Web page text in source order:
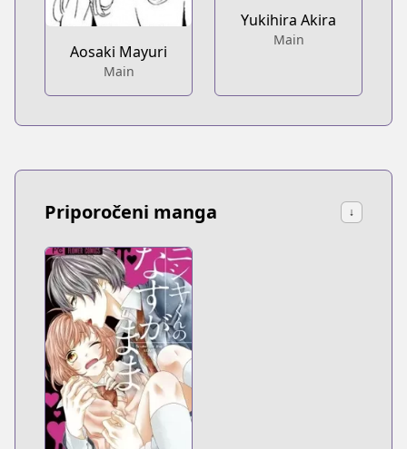
Aosaki Mayuri
Main
Yukihira Akira
Main
Priporočeni manga ↓